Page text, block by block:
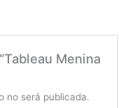
Menina
no será publicada.